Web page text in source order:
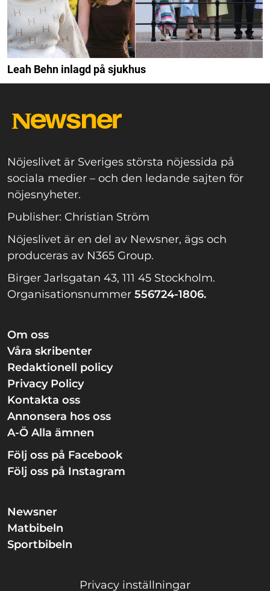
Leah Behn inlagd på sjukhus
Nöjeslivet är Sveriges största nöjessida på
sociala medier – och den ledande sajten för
nöjesnyheter.
Publisher: Christian Ström
Nöjeslivet är en del av Newsner, ägs och
produceras av N365 Group.
Birger Jarlsgatan 43, 111 45 Stockholm.
Organisationsnummer 556724-1806.
Om oss
Våra skribenter
Redaktionell policy
Privacy Policy
Kontakta oss
Annonsera hos oss
A-Ö Alla ämnen
Följ oss på Facebook
Följ oss på Instagram
Newsner
Matbibeln
Sportbibeln
Privacy inställningar